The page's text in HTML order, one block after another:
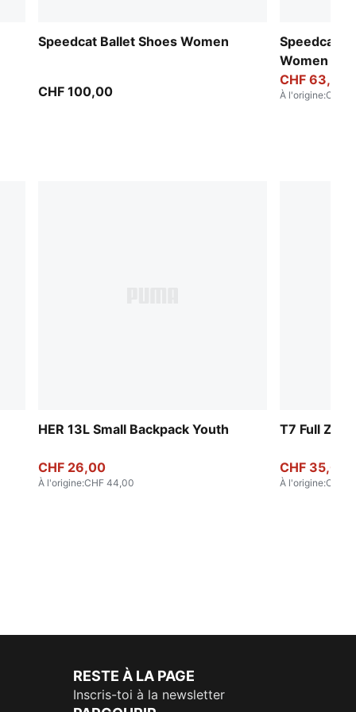
Speedcat Ballet Shoes Women
CHF 100,00
Speedcat
Women
CHF 63,00
À l'origine:CHF
HER 13L Small Backpack Youth
CHF 26,00
À l'origine:CHF 44,00
T7 Full Zip
CHF 35,00
À l'origine:CHF
RESTE À LA PAGE
Inscris-toi à la newsletter